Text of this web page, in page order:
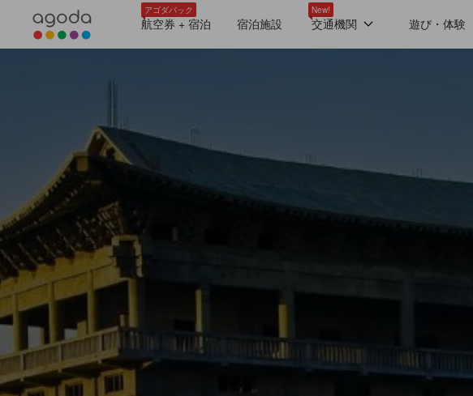
アゴダパック
航空券 + 宿泊 宿泊施設
New!
交通機関 遊び・体験